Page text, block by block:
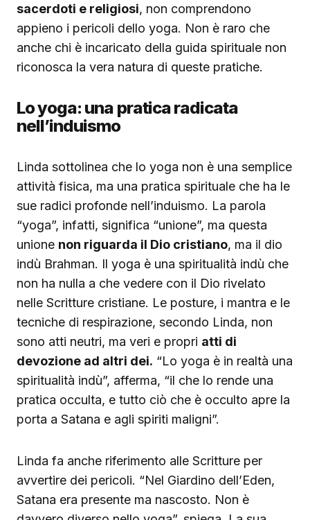
sacerdoti e religiosi, non comprendono
appieno i pericoli dello yoga. Non è raro che
anche chi è incaricato della guida spirituale non
riconosca la vera natura di queste pratiche.
Lo yoga: una pratica radicata
nell’induismo
Linda sottolinea che lo yoga non è una semplice
attività fisica, ma una pratica spirituale che ha le
sue radici profonde nell’induismo. La parola
“yoga”, infatti, significa “unione”, ma questa
unione non riguarda il Dio cristiano, ma il dio
indù Brahman. Il yoga è una spiritualità indù che
non ha nulla a che vedere con il Dio rivelato
nelle Scritture cristiane. Le posture, i mantra e le
tecniche di respirazione, secondo Linda, non
sono atti neutri, ma veri e propri atti di
devozione ad altri dei. “Lo yoga è in realtà una
spiritualità indù”, afferma, “il che lo rende una
pratica occulta, e tutto ciò che è occulto apre la
porta a Satana e agli spiriti maligni”.
Linda fa anche riferimento alle Scritture per
avvertire dei pericoli. “Nel Giardino dell’Eden,
Satana era presente ma nascosto. Non è